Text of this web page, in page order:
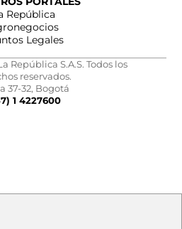
República
Legales
República S.A.S. Todos los
reservados.
37-32, Bogotá
1 4227600